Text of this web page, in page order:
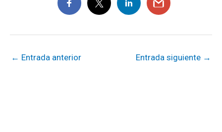
← Entrada anterior Entrada siguiente →